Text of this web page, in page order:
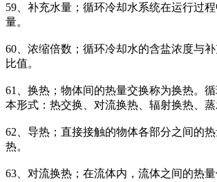
59、补充水量；循环冷却水系统在运行过
量。
60、浓缩倍数；循环冷却水的含盐浓度与
比值。
61、换热；物体间的热量交换称为换热。
本形式：热交换、对流换热、辐射换热、蒸
62、导热；直接接触的物体各部分之间的
热。
63、对流换热；在流体内，流体之间的热